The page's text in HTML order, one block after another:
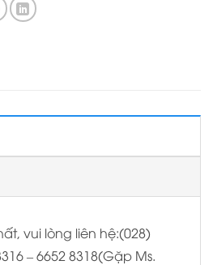
vui lòng liên hệ:(028)
– 6652 8318(Gặp Ms.